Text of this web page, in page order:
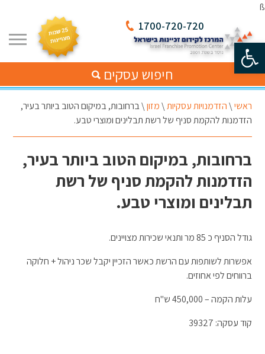
פתח סרגל נגישות
ß
1700-720-720
חיפוש עסקים
ראשי\הזדמנויות עסקיות\מזון\ברחובות, במיקום הטוב ביותר בעיר,
הזדמנות להקמת סניף של רשת תבלינים ומוצרי טבע.
ברחובות, במיקום הטוב ביותר בעיר,
הזדמנות להקמת סניף של רשת
תבלינים ומוצרי טבע.
גודל הסניף כ 85 מר ותנאי שכירות מצויינים.
אפשרות לשותפות עם הרשת כאשר הזכיין יקבל שכר ניהול + חלוקה
ברווחים לפי אחוזים.
עלות הקמה – 450,000 ש"ח
קוד עסקה: 39327